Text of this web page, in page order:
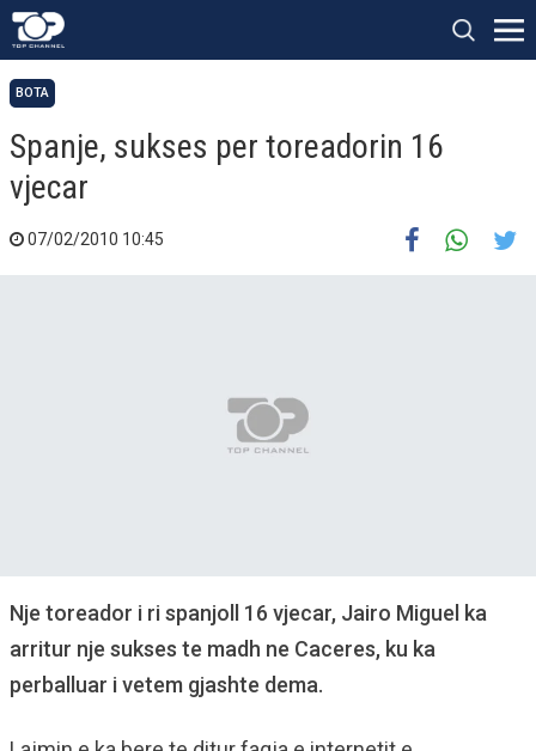
BOTA
Spanje, sukses per toreadorin 16
vjecar
07/02/2010 10:45
Nje toreador i ri spanjoll 16 vjecar, Jairo Miguel ka
arritur nje sukses te madh ne Caceres, ku ka
perballuar i vetem gjashte dema.